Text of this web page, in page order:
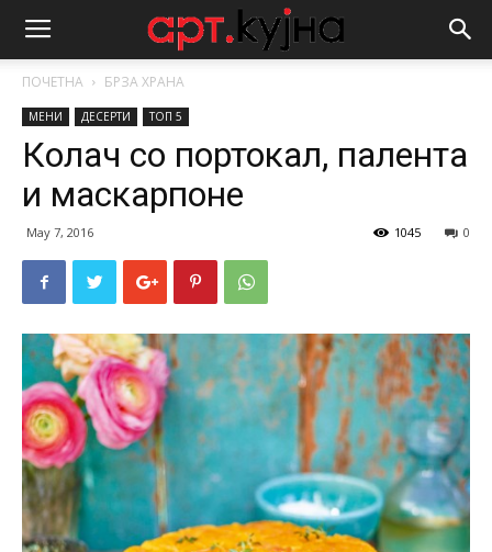
ПОЧЕТНА БРЗА ХРАНА
МЕНИ ДЕСЕРТИ ТОП 5
Колач со портокал, палента
и маскарпоне
May 7, 2016 0
1045